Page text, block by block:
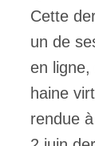
Cette
un de
en
haine
rendue